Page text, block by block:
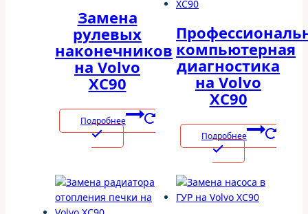
Замена
рулевых
наконечников
на Volvo
XC90
Подробнее
компьютерная
диагностика
на Volvo
XC90
Подробнее